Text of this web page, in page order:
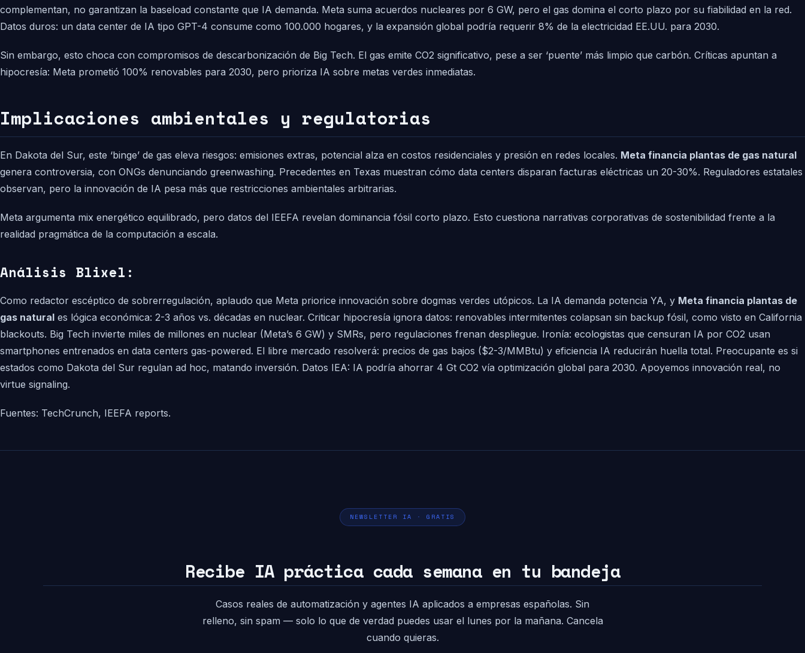
complementan, no garantizan la baseload constante que IA demanda. Meta suma acuerdos nucleares por 6 GW, pero el gas domina el corto plazo por su fiabilidad en la red.
Datos duros: un data center de IA tipo GPT-4 consume como 100.000 hogares, y la expansión global podría requerir 8% de la electricidad EE.UU. para 2030.
Sin embargo, esto choca con compromisos de descarbonización de Big Tech. El gas emite CO2 significativo, pese a ser ‘puente’ más limpio que carbón. Críticas apuntan a
hipocresía: Meta prometió 100% renovables para 2030, pero prioriza IA sobre metas verdes inmediatas.
Implicaciones ambientales y regulatorias
En Dakota del Sur, este ‘binge’ de gas eleva riesgos: emisiones extras, potencial alza en costos residenciales y presión en redes locales. Meta financia plantas de gas natural
genera controversia, con ONGs denunciando greenwashing. Precedentes en Texas muestran cómo data centers disparan facturas eléctricas un 20-30%. Reguladores estatales
observan, pero la innovación de IA pesa más que restricciones ambientales arbitrarias.
Meta argumenta mix energético equilibrado, pero datos del IEEFA revelan dominancia fósil corto plazo. Esto cuestiona narrativas corporativas de sostenibilidad frente a la
realidad pragmática de la computación a escala.
Análisis Blixel:
Como redactor escéptico de sobrerregulación, aplaudo que Meta priorice innovación sobre dogmas verdes utópicos. La IA demanda potencia YA, y Meta financia plantas de
gas natural es lógica económica: 2-3 años vs. décadas en nuclear. Criticar hipocresía ignora datos: renovables intermitentes colapsan sin backup fósil, como visto en California
blackouts. Big Tech invierte miles de millones en nuclear (Meta’s 6 GW) y SMRs, pero regulaciones frenan despliegue. Ironía: ecologistas que censuran IA por CO2 usan
smartphones entrenados en data centers gas-powered. El libre mercado resolverá: precios de gas bajos ($2-3/MMBtu) y eficiencia IA reducirán huella total. Preocupante es si
estados como Dakota del Sur regulan ad hoc, matando inversión. Datos IEA: IA podría ahorrar 4 Gt CO2 vía optimización global para 2030. Apoyemos innovación real, no
virtue signaling.
Fuentes: TechCrunch, IEEFA reports.
NEWSLETTER IA · GRATIS
Recibe IA práctica cada semana en tu bandeja
Casos reales de automatización y agentes IA aplicados a empresas españolas. Sin
relleno, sin spam — solo lo que de verdad puedes usar el lunes por la mañana. Cancela
cuando quieras.